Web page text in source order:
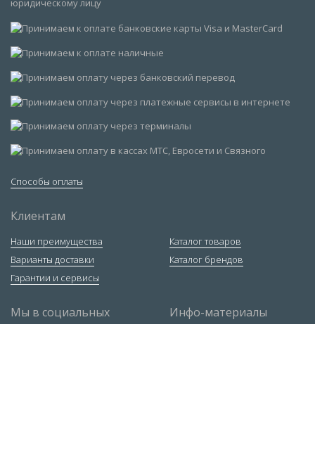
Способы оплаты
Клиентам
Наши преимущества
Варианты доставки
Гарантии и сервисы
Каталог товаров
Каталог брендов
Мы в социальных
сетях
Инфо-материалы